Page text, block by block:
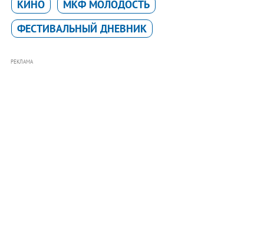
КИНО
МКФ МОЛОДОСТЬ
ФЕСТИВАЛЬНЫЙ ДНЕВНИК
РЕКЛАМА